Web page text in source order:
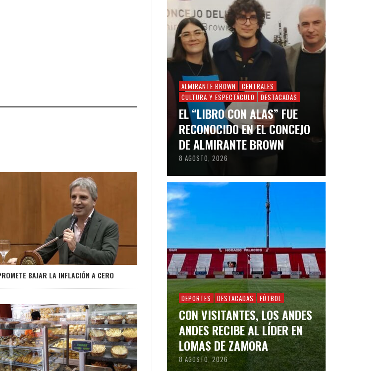
BAJAR LA INFLACIÓN A CERO
ALMIRANTE BROWN
CENTRALES
CULTURA Y ESPECTÁCULO
DESTACADAS
EL “LIBRO CON ALAS” FUE
RECONOCIDO EN EL CONCEJO
DE ALMIRANTE BROWN
8 AGOSTO, 2026
DEPORTES DESTACADAS FÚTBOL
CON VISITANTES, LOS ANDES
ANDES RECIBE AL LÍDER EN
LOMAS DE ZAMORA
8 AGOSTO, 2026